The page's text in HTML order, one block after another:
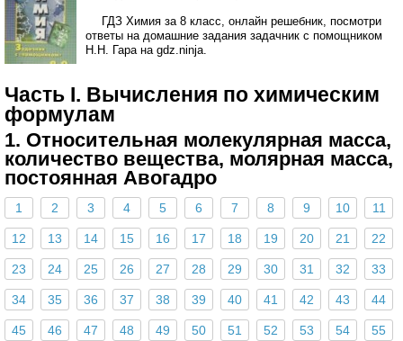
ГДЗ Химия за 8 класс, онлайн решебник, посмотри
ответы на домашние задания задачник с помощником
Н.Н. Гара на gdz.ninja.
Часть I. Вычисления по химическим
формулам
1. Относительная молекулярная масса,
количество вещества, молярная масса,
постоянная Авогадро
1 2 3 4 5 6 7 8 9 10 11
12 13 14 15 16 17 18 19 20 21 22
23 24 25 26 27 28 29 30 31 32 33
34 35 36 37 38 39 40 41 42 43 44
45 46 47 48 49 50 51 52 53 54 55